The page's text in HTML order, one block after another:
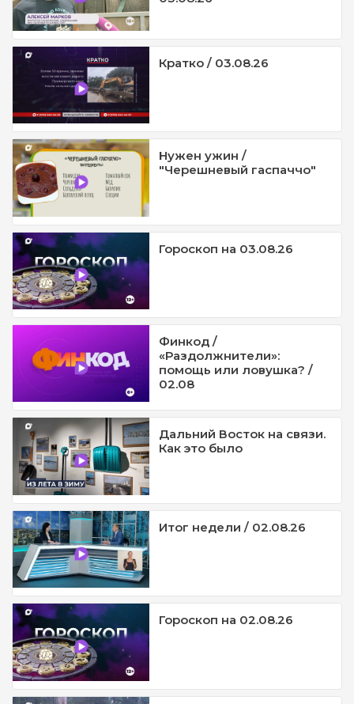
Кратко / 03.08.26
Нужен ужин /
"Черешневый гаспаччо"
Гороскоп на 03.08.26
Финкод /
«Раздолжнители»:
помощь или ловушка? /
02.08
Дальний Восток на связи.
Как это было
Итог недели / 02.08.26
Гороскоп на 02.08.26